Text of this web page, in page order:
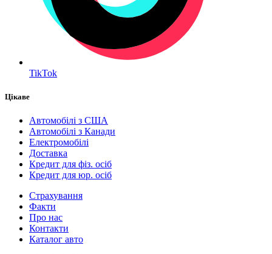
TikTok
Цікаве
Автомобілі з США
Автомобілі з Канади
Електромобілі
Доставка
Кредит для фіз. осіб
Кредит для юр. осіб
Страхування
Факти
Про нас
Контакти
Каталог авто